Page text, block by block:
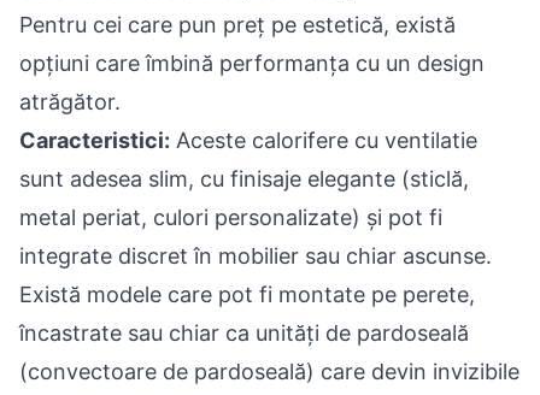
Pentru cei care pun preț pe estetică, există
opțiuni care îmbină performanța cu un design
atrăgător.
Caracteristici: Aceste calorifere cu ventilatie
sunt adesea slim, cu finisaje elegante (sticlă,
metal periat, culori personalizate) și pot fi
integrate discret în mobilier sau chiar ascunse.
Există modele care pot fi montate pe perete,
încastrate sau chiar ca unități de pardoseală
(convectoare de pardoseală) care devin invizibile